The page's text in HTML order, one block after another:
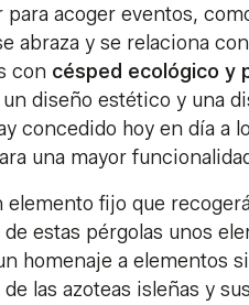
acoger eventos,
abraza y se relaciona
con césped ecológico y
diseño estético y una
concedido hoy en día a
una mayor
fijo que
estas pérgolas unos
homenaje a elementos
las azoteas isleñas y